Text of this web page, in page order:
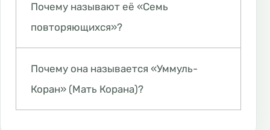
Почему называют её «Семь
повторяющихся»?
Почему она называется «Уммуль-
Коран» (Мать Корана)?